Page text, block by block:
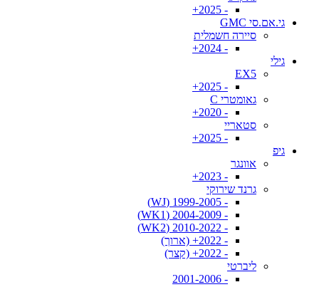
- 2025+
גי.אם.סי GMC
סיירה חשמלית
- 2024+
גילי
EX5
- 2025+
גאומטרי C
- 2020+
סטאריי
- 2025+
גיפ
אוונגר
- 2023+
גרנד שירוקי
- 1999-2005 (WJ)
- 2004-2009 (WK1)
- 2010-2022 (WK2)
- 2022+ (ארוך)
- 2022+ (קצר)
ליברטי
- 2001-2006